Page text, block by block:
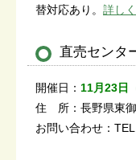
替対応あり。 詳し
直売センタ
開催日： 11月23日
住 所：長野県東
お問い合わせ：